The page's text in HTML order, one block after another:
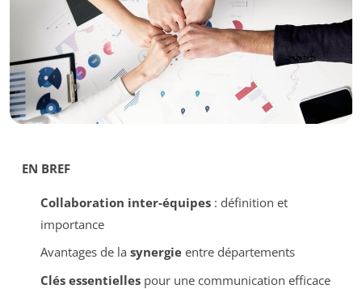
EN BREF
Collaboration inter-équipes: définition et
importance
Avantages de la synergieentre départements
Clés essentiellespour une communication efficace